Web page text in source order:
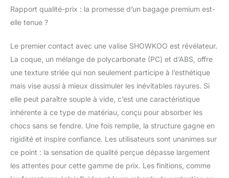
surface, les chutes,
des rouleaux, la
durabilité des
fermetures éclair, etc.
Enfin, la valise vous est
livrée parfaitement.
【Grosse Valise 28
Inch/ XL -- Grande
Taille 93 L】 Valise
légère et de grande
capacité 28 Inch/ XL
(50x31x77 cm -4,58
kg -93 L). La taille de
XL peut être étendue
Rapport qualité-prix : la promesse d’un bagage premium est-
elle tenue ?
Le premier contact avec une valise SHOWKOO est révélateur.
La coque, un mélange de polycarbonate (PC) et d’ABS, offre
une texture striée qui non seulement participe à l’esthétique
mais vise aussi à mieux dissimuler les inévitables rayures. Si
elle peut paraître souple à vide, c’est une caractéristique
inhérente à ce type de matériau, conçu pour absorber les
chocs sans se fendre. Une fois remplie, la structure gagne en
rigidité et inspire confiance. Les utilisateurs sont unanimes sur
ce point : la sensation de qualité perçue dépasse largement
les attentes pour cette gamme de prix. Les finitions, comme